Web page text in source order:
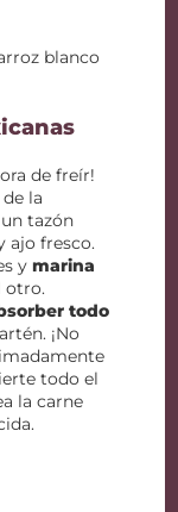
blanco
de freír!
la
tazón
ajo fresco.
ymarina
otro.
todo
¡No
todo el
la carne